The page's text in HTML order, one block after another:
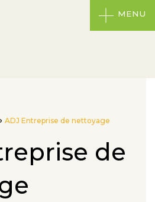
MENU
ADJ Entreprise de nettoyage
de